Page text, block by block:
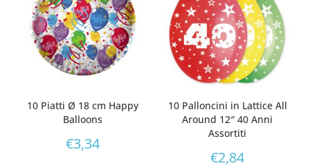
10 Piatti Ø 18 cm Happy
Balloons
€3,34
10 Palloncini in Lattice All
Around 12″ 40 Anni
Assortiti
€2,84